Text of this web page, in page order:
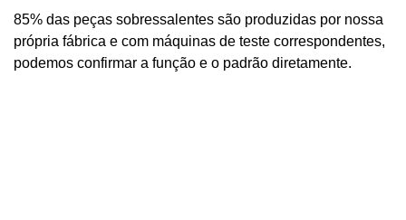
85% das peças sobressalentes são produzidas por nossa
própria fábrica e com máquinas de teste correspondentes,
podemos confirmar a função e o padrão diretamente.